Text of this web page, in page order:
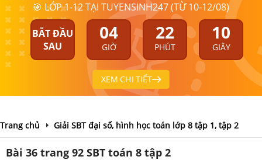
🎯 LỚP 1-12 TẠI TUYENSINH247 (TỪ 10-12/08)
BẮT ĐẦU
SAU
04
GIỜ
22
PHÚT
10
GIÂY
XEM CHI TIẾT
Trang chủ Giải SBT đại số, hình học toán lớp 8 tập 1, tập 2
Bài 36 trang 92 SBT toán 8 tập 2